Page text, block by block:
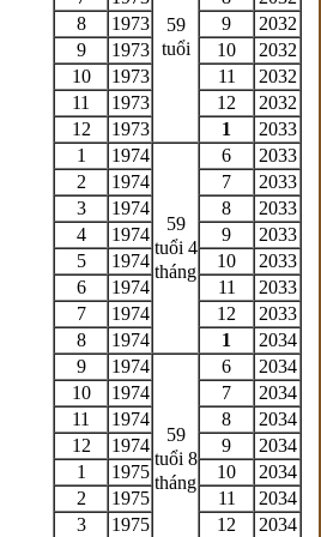
59
tuổi
8
1973 9
2032
9
1973 10
2032
10
1973 11
2032
11
1973 12
2032
12
1973 1
2033
1
1974
59
tuổi 4
tháng
6
2033
2
1974 7
2033
3
1974 8
2033
4
1974 9
2033
5
1974 10
2033
6
1974 11
2033
7
1974 12
2033
8
1974 1
2034
9
1974
59
tuổi 8
tháng
6
2034
10
1974 7
2034
11
1974 8
2034
12
1974 9
2034
1
1975 10
2034
2
1975 11
2034
3
1975 12 2034